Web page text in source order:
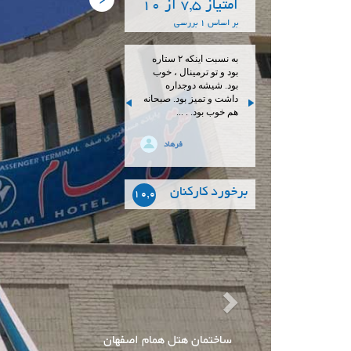
امتیاز 7,5 از 10
بر اساس 1 بررسی
به نسبت اینکه ۲ ستاره
بود و تو ترمینال ، خوب
بود. شیشه دوجداره
داشت و تمیز بود. صبحانه
هم خوب بود. . ...
فرهاد
برخورد کارکنان 10,0
لابی هتل همام اصفهان